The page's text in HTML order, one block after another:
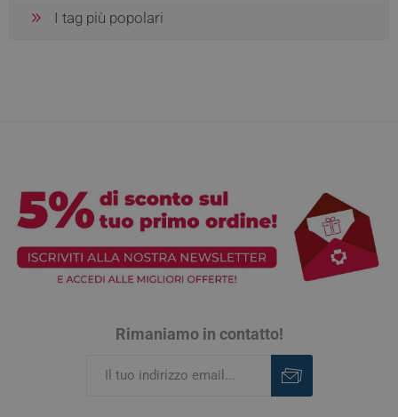
I tag più popolari
Rimaniamo in contatto!